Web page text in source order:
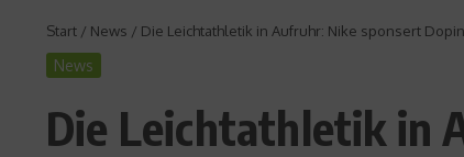
Start / News / Die Leichtathletik in Aufruhr: Nike sponsert
News
Die Leichtathletik in